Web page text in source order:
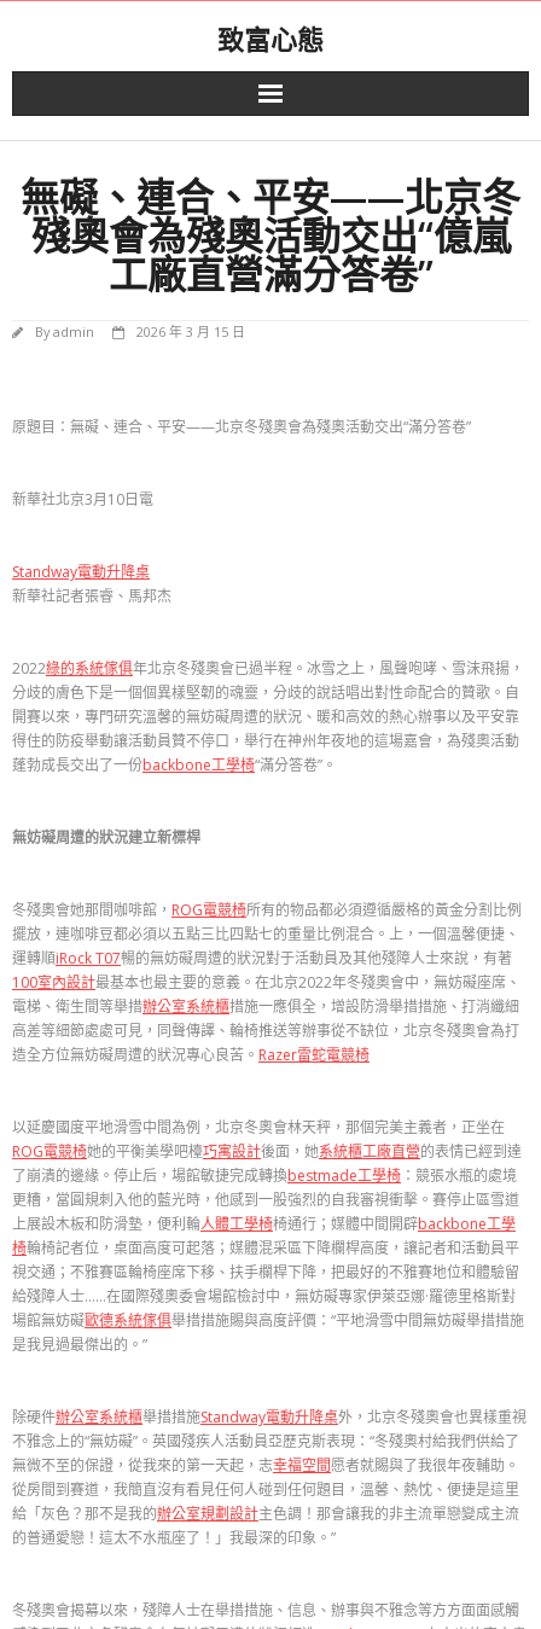
致富心態
無礙、連合、平安——北京冬
殘奧會為殘奧活動交出“億嵐
工廠直營滿分答卷”
Byadmin 2026 年 3 月 15 日
原題目：無礙、連合、平安——北京冬殘奧會為殘奧活動交出“滿分答卷”
新華社北京3月10日電
Standway電動升降桌
新華社記者張睿、馬邦杰
2022綠的系統傢俱年北京冬殘奧會已過半程。冰雪之上，風聲咆哮、雪沫飛揚，
分歧的膚色下是一個個異樣堅韌的魂靈，分歧的說話唱出對性命配合的贊歌。自
開賽以來，專門研究溫馨的無妨礙周遭的狀況、暖和高效的熱心辦事以及平安靠
得住的防疫舉動讓活動員贊不停口，舉行在神州年夜地的這場嘉會，為殘奧活動
蓬勃成長交出了一份backbone工學椅“滿分答卷”。
無妨礙周遭的狀況建立新標桿
冬殘奧會她那間咖啡館， ROG電競椅所有的物品都必須遵循嚴格的黃金分割比例
擺放，連咖啡豆都必須以五點三比四點七的重量比例混合。上，一個溫馨便捷、
運轉順iRock T07暢的無妨礙周遭的狀況對于活動員及其他殘障人士來說，有著
100室內設計最基本也最主要的意義。在北京2022年冬殘奧會中，無妨礙座席、
電梯、衛生間等舉措辦公室系統櫃措施一應俱全，增設防滑舉措措施、打消纖細
高差等細節處處可見，同聲傳譯、輪椅推送等辦事從不缺位，北京冬殘奧會為打
造全方位無妨礙周遭的狀況專心良苦。 Razer雷蛇電競椅
以延慶國度平地滑雪中間為例，北京冬奧會林天秤，那個完美主義者，正坐在
ROG電競椅她的平衡美學吧檯巧寓設計後面，她系統櫃工廠直營的表情已經到達
了崩潰的邊緣。停止后，場館敏捷完成轉換bestmade工學椅 ：競張水瓶的處境
更糟，當圓規刺入他的藍光時，他感到一股強烈的自我審視衝擊。賽停止區雪道
上展設木板和防滑墊，便利輪人體工學椅椅通行；媒體中間開辟backbone工學
椅輪椅記者位，桌面高度可起落；媒體混采區下降欄桿高度，讓記者和活動員平
視交通；不雅賽區輪椅座席下移、扶手欄桿下降，把最好的不雅賽地位和體驗留
給殘障人士……在國際殘奧委會場館檢討中，無妨礙專家伊萊亞娜·羅德里格斯對
場館無妨礙歐德系統傢俱舉措措施賜與高度評價：“平地滑雪中間無妨礙舉措措施
是我見過最傑出的。”
除硬件辦公室系統櫃舉措措施Standway電動升降桌外，北京冬殘奧會也異樣重視
不雅念上的“無妨礙”。英國殘疾人活動員亞歷克斯表現：“冬殘奧村給我們供給了
無微不至的保證，從我來的第一天起，志幸福空間愿者就賜與了我很年夜輔助。
從房間到賽道，我簡直沒有看見任何人碰到任何題目，溫馨、熱忱、便捷是這里
給「灰色？那不是我的辦公室規劃設計主色調！那會讓我的非主流單戀變成主流
的普通愛戀！這太不水瓶座了！」我最深的印象。”
冬殘奧會揭幕以來，殘障人士在舉措措施、信息、辦事與不雅念等方方面面感觸